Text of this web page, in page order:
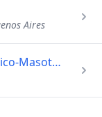
Aires
Ageless-Centro de Estetica y Terapeutico-Masoterapia-Depilac